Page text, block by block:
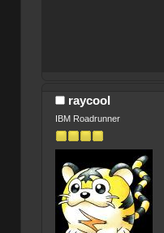
raycool
IBM Roadrunner